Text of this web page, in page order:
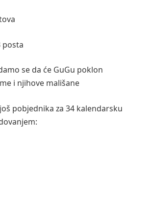
posta
se da će GuGu poklon
i njihove mališane
pobjednika za 34 kalendarsku